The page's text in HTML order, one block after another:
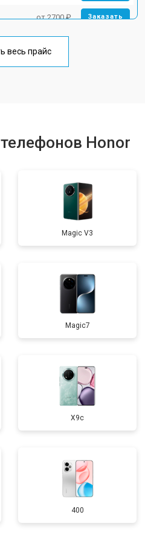
от 2700 ₽ Заказать
от 1750 ₽
весь прайс
Honor
Magic V3
Magic7
X9c
400